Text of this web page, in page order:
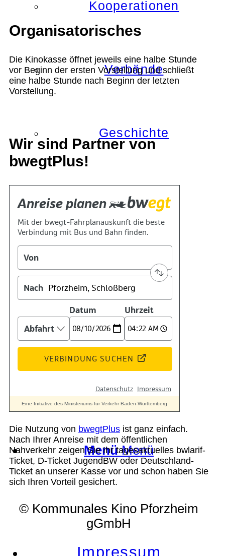
Kooperationen
Verbände
Geschichte
Technik
Verein
Suche
Menü Menü
Organisatorisches
Die Kinokasse öffnet jeweils eine halbe Stunde
vor Beginn der ersten Vorstellung und schließt
eine halbe Stunde nach Beginn der letzten
Vorstellung.
Wir sind Partner von
bwegtPlus!
Die Nutzung von bwegtPlus ist ganz einfach.
Nach Ihrer Anreise mit dem öffentlichen
Nahverkehr zeigen Sie Ihr tagesaktuelles bwlarif-
Ticket, D-Ticket JugendBW oder Deutschland-
Ticket an unserer Kasse vor und schon haben Sie
sich Ihren Vorteil gesichert.
© Kommunales Kino Pforzheim
gGmbH
Impressum